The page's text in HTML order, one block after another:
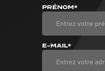
PRÉNOM*
E-MAIL*